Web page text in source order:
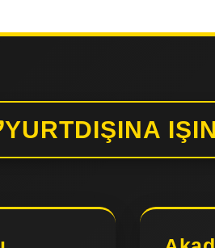
YURTDIŞINA